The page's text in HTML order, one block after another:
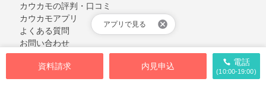
資料請求 内見申込 電話
(10:00-19:00)
アプリで見る
カウカモの評判・口コミ
カウカモアプリ
よくある質問
お問い合わせ
会員登録・ログイン